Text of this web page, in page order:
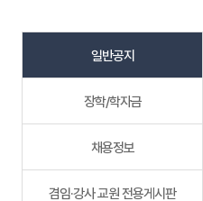
일반공지
장학/학자금
채용정보
겸임·강사 교원 전용게시판